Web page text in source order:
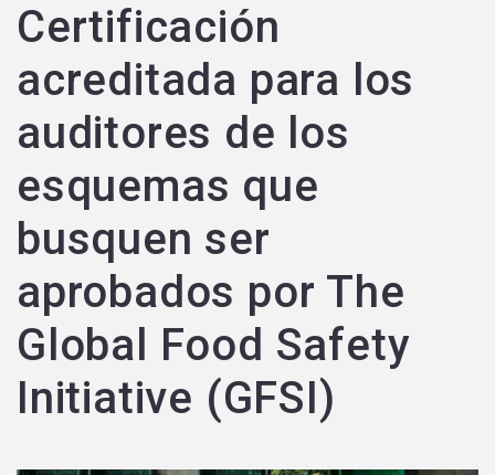
Certificación
acreditada para los
auditores de los
esquemas que
busquen ser
aprobados por The
Global Food Safety
Initiative (GFSI)